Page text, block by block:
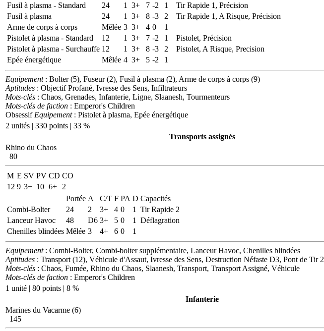
Fusil à plasma - Standard
24 1 3+ 7 -2 1
Tir Rapide 1, Précision
Fusil à plasma
24 1 3+ 8 -3 2
Tir Rapide 1, A Risque, Précision
Arme de corps à corps
Mêlée 3 3+ 4 0
1
Pistolet à plasma - Standard
12 1 3+ 7 -2 1
Pistolet, Précision
Pistolet à plasma - Surchauffe 12 1 3+ 8 -3 2
Pistolet, A Risque, Precision
Epée énergétique
Mêlée 4 3+ 5 -2 1
Equipement: Bolter (5), Fuseur (2), Fusil à plasma (2), Arme de corps à corps (9)
Aptitudes : Objectif Profané, Ivresse des Sens, Infiltrateurs
Mots-clés : Chaos, Grenades, Infanterie, Ligne, Slaanesh, Tourmenteurs
Mots-clés de faction : Emperor's Children
Obsessif Equipement: Pistolet à plasma, Epée énergétique
2 unités | 330 points | 33 %
Transports assignés
Rhino du Chaos
80
M E SV PV CD CO
12 9 3+ 10 6+
2
Portée A C/T F PA D Capacités
Combi-Bolter
24 2 3+ 4 0 1
Tir Rapide 2
Lanceur Havoc
48 D6 3+ 5 0 1
Déflagration
Chenilles blindées Mêlée 3 4+ 6 0 1
Equipement: Combi-Bolter, Combi-bolter supplémentaire, Lanceur Havoc, Chenilles blindées
Aptitudes : Transport (12), Véhicule d'Assaut, Ivresse des Sens, Destruction Néfaste D3, Pont de Tir 2
Mots-clés : Chaos, Fumée, Rhino du Chaos, Slaanesh, Transport, Transport Assigné, Véhicule
Mots-clés de faction : Emperor's Children
1 unité | 80 points | 8 %
Infanterie
Marines du Vacarme (6)
145